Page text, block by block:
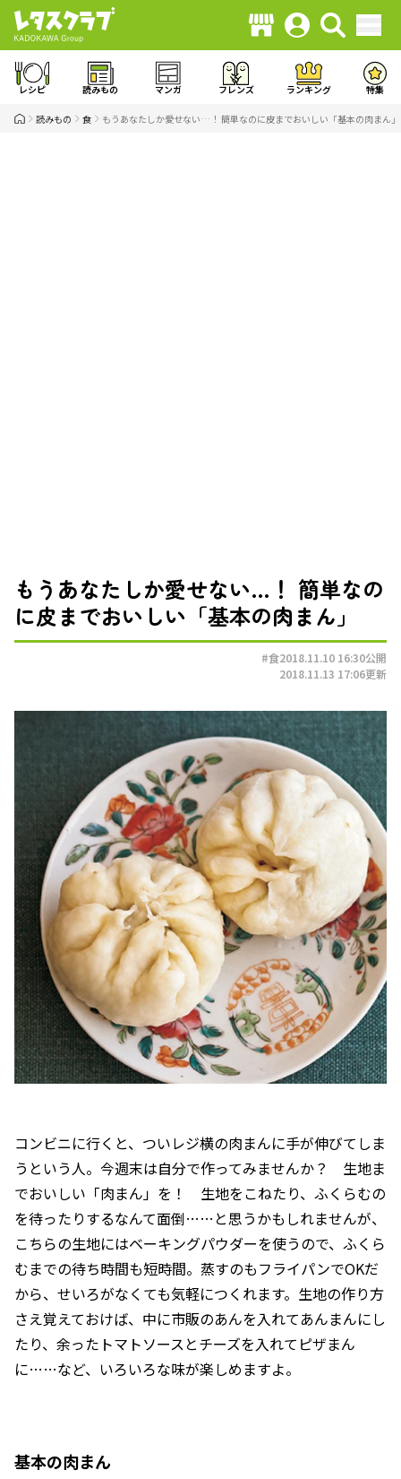
レシピ 読みもの マンガ フレンズ ランキング 特集
読みもの 食 もうあなたしか愛せない…！ 簡単なのに皮までおいしい「基本の肉まん」
もうあなたしか愛せない…！ 簡単なの
に皮までおいしい「基本の肉まん」
#食2018.11.10 16:30公開
2018.11.13 17:06更新
コンビニに行くと、ついレジ横の肉まんに手が伸びてしま
うという人。今週末は自分で作ってみませんか？ 生地ま
でおいしい「肉まん」を！ 生地をこねたり、ふくらむの
を待ったりするなんて面倒……と思うかもしれませんが、
こちらの生地にはベーキングパウダーを使うので、ふくら
むまでの待ち時間も短時間。蒸すのもフライパンでOKだ
から、せいろがなくても気軽につくれます。生地の作り方
さえ覚えておけば、中に市販のあんを入れてあんまんにし
たり、余ったトマトソースとチーズを入れてピザまん
に……など、いろいろな味が楽しめますよ。
基本の肉まん